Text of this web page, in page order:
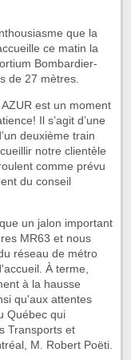
que la
ce matin la
Bombardier-
de 27 mètres.
est un moment
Il s’agit d’une
deuxième train
notre clientèle
comme prévu
du conseil
un jalon important
MR63 et nous
réseau de métro
À terme,
à la hausse
qu'aux attentes
Québec qui
Transports et
M. Robert Poëti.